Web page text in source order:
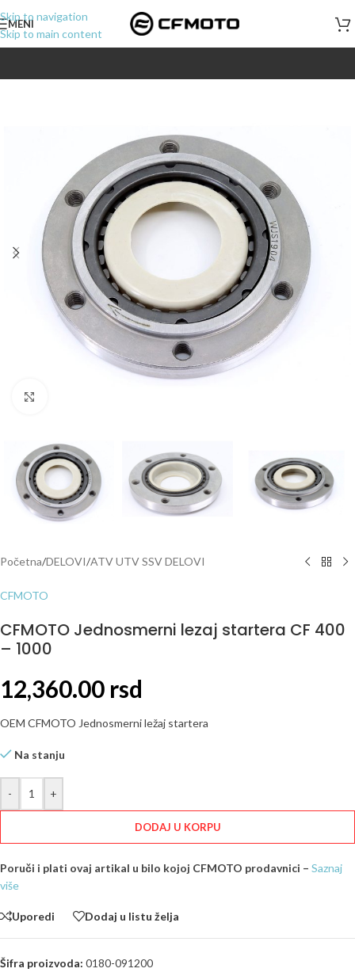
Skip to navigation
Skip to main content
MENI
Početna/DELOVI/ATV UTV SSV DELOVI
CFMOTO
CFMOTO Jednosmerni lezaj startera CF 400
– 1000
12,360.00 rsd
OEM CFMOTO Jednosmerni ležaj startera
Na stanju
- +
DODAJ U KORPU
Poruči i plati ovaj artikal u bilo kojoj CFMOTO prodavnici – Saznaj
više
Uporedi Dodaj u listu želja
Šifra proizvoda: 0180-091200